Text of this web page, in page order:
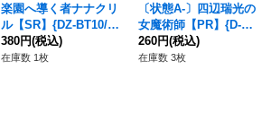
楽園へ導く者ナナクリ
ル【SR】{DZ-BT10/S
R29}《ストイケイア》
380円(税込)
在庫数 1枚
〔状態A-〕四辺瑞光の
女魔術師【PR】{D-P
R/248}《ケテルサンク
チュアリ》
260円(税込)
在庫数 3枚